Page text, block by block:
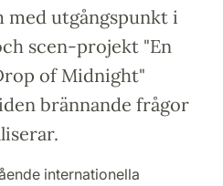
med utgångspunkt i
scen-projekt "En
of Midnight"
brännande frågor
internationella